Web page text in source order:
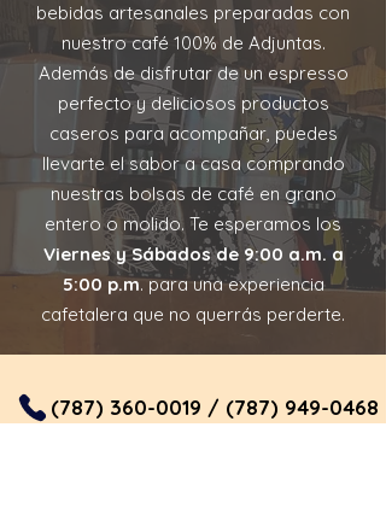
bebidas artesanales preparadas con
nuestro café 100% de Adjuntas.
Además de disfrutar de un espresso
perfecto y deliciosos productos
caseros para acompañar, puedes
llevarte el sabor a casa comprando
nuestras bolsas de café en grano
entero o molido. Te esperamos los
Viernes y Sábados de 9:00 a.m. a
5:00 p.m. para una experiencia
cafetalera que no querrás perderte.
(787) 360-0019 / (787) 949-0468